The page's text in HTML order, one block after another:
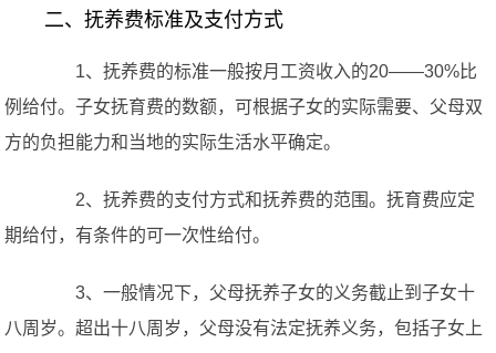
二、抚养费标准及支付方式
1、抚养费的标准一般按月工资收入的20——30%比
例给付。子女抚育费的数额，可根据子女的实际需要、父母双
方的负担能力和当地的实际生活水平确定。
2、抚养费的支付方式和抚养费的范围。抚育费应定
期给付，有条件的可一次性给付。
3、一般情况下，父母抚养子女的义务截止到子女十
八周岁。超出十八周岁，父母没有法定抚养义务，包括子女上